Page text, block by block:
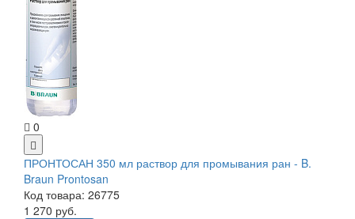
0
ПРОНТОСАН 350 мл раствор для промывания ран - B.
Braun Prontosan
Код товара: 26775
1 270 руб.